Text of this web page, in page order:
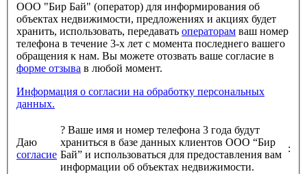
ООО "Бир Бай" (оператор) для информирования об
объектах недвижимости, предложениях и акциях будет
хранить, использовать, передавать операторам
телефона в течение 3-х лет с момента последнего вашего
обращения к нам. Вы можете отозвать ваше согласие в
форме отзыва
в любой момент.
Информация о согласии на обработку персональных
данных.
Даю
согласие
? Ваше имя и номер телефона 3 года будут
храниться в базе данных клиентов ООО “Бир
Бай” и использоваться для предоставления вам
информации об объектах недвижимости.
: